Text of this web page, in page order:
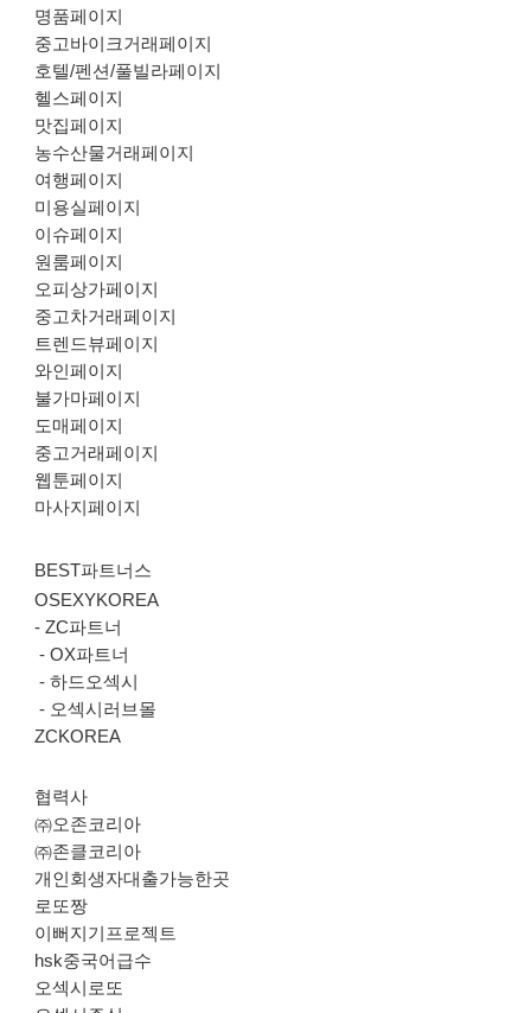
명품페이지
중고바이크거래페이지
호텔/펜션/풀빌라페이지
헬스페이지
맛집페이지
농수산물거래페이지
여행페이지
미용실페이지
이슈페이지
원룸페이지
오피상가페이지
중고차거래페이지
트렌드뷰페이지
와인페이지
불가마페이지
도매페이지
중고거래페이지
웹툰페이지
마사지페이지
BEST파트너스
OSEXYKOREA
-ZC파트너
-OX파트너
-하드오섹시
- 오섹시러브몰
ZCKOREA
협력사
㈜오존코리아
㈜존클코리아
개인회생자대출가능한곳
로또짱
이뻐지기프로젝트
hsk중국어급수
오섹시로또